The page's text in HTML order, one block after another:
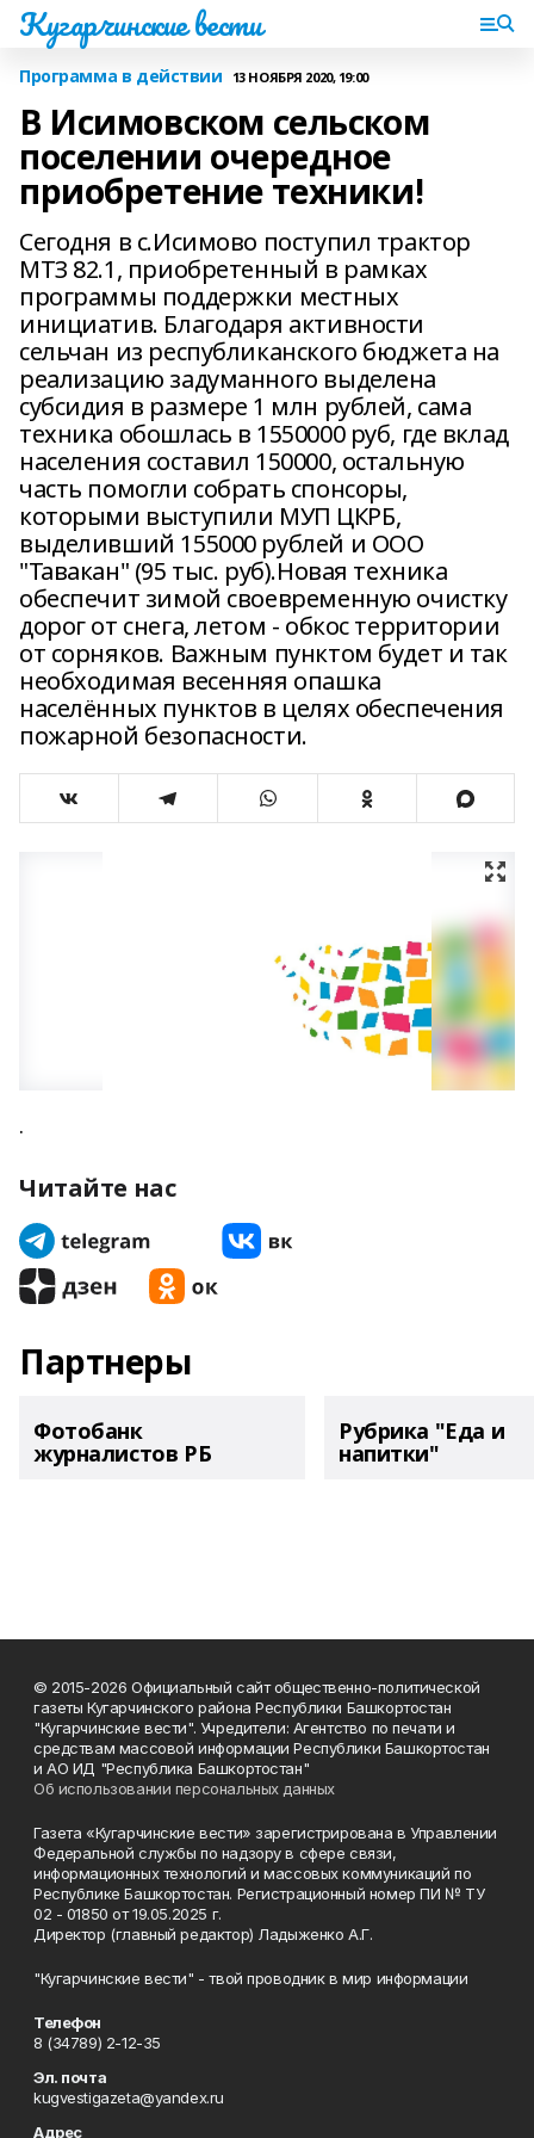
Кугарчинские вести
Программа в действии 13 НОЯБРЯ 2020, 19:00
В Исимовском сельском
поселении очередное
приобретение техники!
Сегодня в с.Исимово поступил трактор
МТЗ 82.1, приобретенный в рамках
программы поддержки местных
инициатив. Благодаря активности
сельчан из республиканского бюджета на
реализацию задуманного выделена
субсидия в размере 1 млн рублей, сама
техника обошлась в 1550000 руб, где вклад
населения составил 150000, остальную
часть помогли собрать спонсоры,
которыми выступили МУП ЦКРБ,
выделивший 155000 рублей и ООО
"Тавакан" (95 тыс. руб).Новая техника
обеспечит зимой своевременную очистку
дорог от снега, летом - обкос территории
от сорняков. Важным пунктом будет и так
необходимая весенняя опашка
населённых пунктов в целях обеспечения
пожарной безопасности.
.
Читайте нас
Партнеры
Фотобанк
журналистов РБ
Рубрика "Еда и
напитки"
© 2015-2026 Официальный сайт общественно-политической
газеты Кугарчинского района Республики Башкортостан
"Кугарчинские вести". Учредители: Агентство по печати и
средствам массовой информации Республики Башкортостан
и АО ИД "Республика Башкортостан"
Об использовании персональных данных
Газета «Кугарчинские вести» зарегистрирована в Управлении
Федеральной службы по надзору в сфере связи,
информационных технологий и массовых коммуникаций по
Республике Башкортостан. Регистрационный номер ПИ № ТУ
02 - 01850 от 19.05.2025 г.
Директор (главный редактор) Ладыженко А.Г.
"Кугарчинские вести" - твой проводник в мир информации
Телефон
8 (34789) 2-12-35
Эл. почта
kugvestigazeta@yandex.ru
Адрес